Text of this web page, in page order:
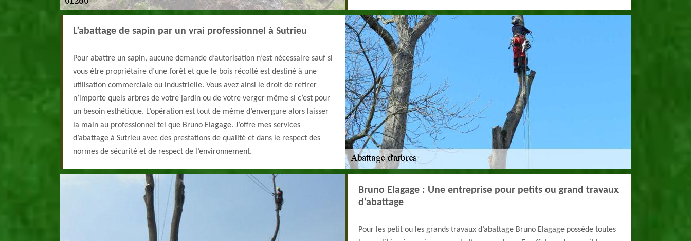
L’abattage de sapin par un vrai professionnel à Sutrieu
Pour abattre un sapin, aucune demande d’autorisation n’est nécessaire sauf si
vous être propriétaire d’une forêt et que le bois récolté est destiné à une
utilisation commerciale ou industrielle. Vous avez ainsi le droit de retirer
n’importe quels arbres de votre jardin ou de votre verger même si c’est pour
un besoin esthétique. L’opération est tout de même d’envergure alors laisser
la main au professionnel tel que Bruno Elagage. J’offre mes services
d’abattage à Sutrieu avec des prestations de qualité et dans le respect des
normes de sécurité et de respect de l’environnement.
Bruno Elagage : Une entreprise pour petits ou grand travaux
d’abattage
Pour les petit ou les grands travaux d’abattage Bruno Elagage possède toutes